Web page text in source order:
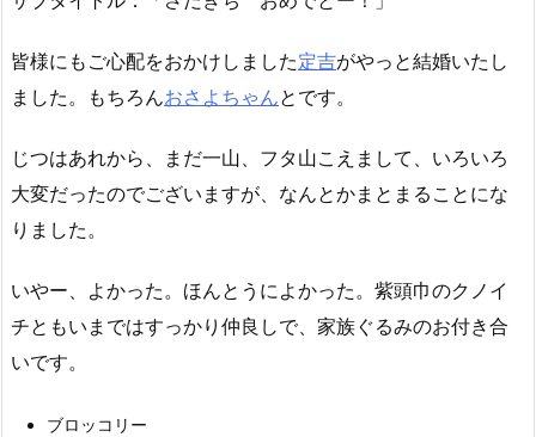
皆様にもご心配をおかけしました定吉がやっと結婚いたし
ました。もちろんおさよちゃんとです。
じつはあれから、まだ一山、フタ山こえまして、いろいろ
大変だったのでございますが、なんとかまとまることにな
りました。
いやー、よかった。ほんとうによかった。紫頭巾のクノイ
チともいまではすっかり仲良しで、家族ぐるみのお付き合
いです。
ブロッコリー